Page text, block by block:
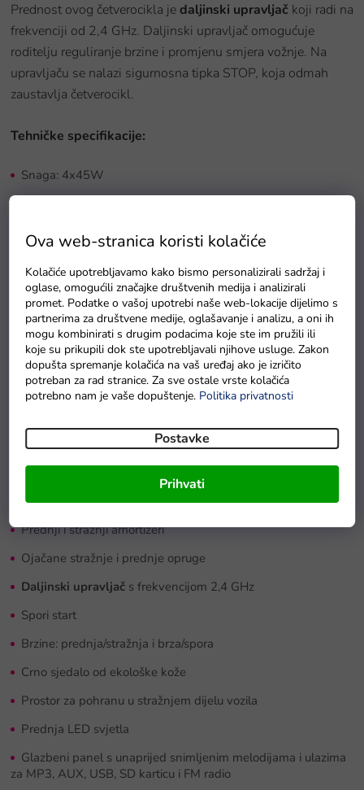
Ova web-stranica koristi kolačiće
Kolačiće upotrebljavamo kako bismo personalizirali sadržaj i
oglase, omogućili značajke društvenih medija i analizirali
promet. Podatke o vašoj upotrebi naše web-lokacije dijelimo s
partnerima za društvene medije, oglašavanje i analizu, a oni ih
mogu kombinirati s drugim podacima koje ste im pružili ili
koje su prikupili dok ste upotrebljavali njihove usluge. Zakon
dopušta spremanje kolačića na vaš uređaj ako je izričito
potreban za rad stranice. Za sve ostale vrste kolačića
potrebno nam je vaše dopuštenje. Politika privatnosti
Postavke
Prihvati
Prednost ovog četverocikla jedaljinski upravljač koji radi na
frekvenciji od 2,4 GHz. Daljinski upravljač omogućuje
roditelju reguliranje brzine i promjenu smjera vožnje. Na
upravljaču se nalazi sigurnosna tipka STOP, koja odmah
zaustavlja četverocikl.
Tehničke specifikacije:
Snaga: 4x45W
Dužina četverocikla: 116 cm
Visina četverocikla: 81 cm
Nosivost: 40 kg
Težina: 28,5 kg
Visina podvozja od tla: 29 cm
Dimenzije kotača: 34 x 14 cm
Prostor za pohranu: 43 x 20 cm
Značajke četverocikla:
Kotači od EVA pjene
Prednji i stražnji amortizeri
Ojačane stražnje i prednje opruge
Daljinski upravljač s frekvencijom 2,4 GHz
Spori start
Brzine: prednja/stražnja i brza/spora
Crno sjedalo od ekološke kože
Prostor za pohranu u stražnjem dijelu vozila
Prednja LED svjetla
Glazbeni panel s unaprijed snimljenim melodijama i ulazima
za MP3, AUX, USB, SD karticu i FM radio